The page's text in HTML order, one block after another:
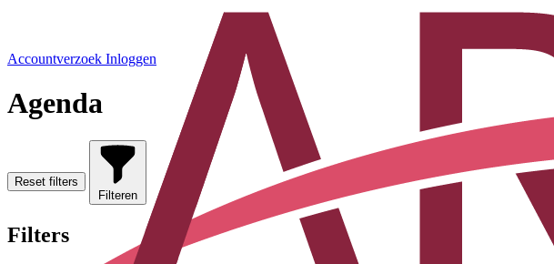
Accountverzoek Inloggen
Agenda
Reset filters
Filteren
Filters